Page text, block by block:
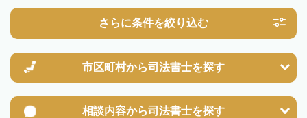
さらに条件を絞り込む
市区町村から司法書士を探す
相談内容から司法書士を探す